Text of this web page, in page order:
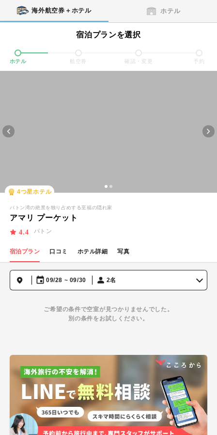
海外航空券＋ホテル ホテル
宿泊プランを選択
ホテル 航空券 確認・変更 予約
4つ星ホテル
パトン湾の絶景を独り占めする至福の隠れ家
アマリ プーケット
4.4 パトン
宿泊プラン 口コミ ホテル詳細 写真
09/28 ~ 09/30 2名
ご希望の条件で空室が見つかりませんでした。
別の条件をお試しください。